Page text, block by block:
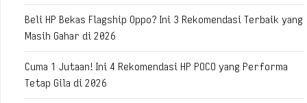
Beli HP Bekas Flagship Oppo? Ini 3 Rekomendasi Terbaik yang
Masih Gahar di 2026
Cuma 1 Jutaan! Ini 4 Rekomendasi HP POCO yang Performa
Tetap Gila di 2026